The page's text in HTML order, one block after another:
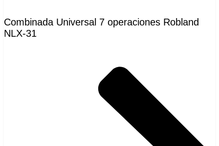
Combinada Universal 7 operaciones Robland
NLX-31